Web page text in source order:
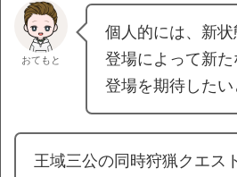
おてもと
個人的には、新
登場によって新
登場を期待した
王域三公の同時狩猟クエス